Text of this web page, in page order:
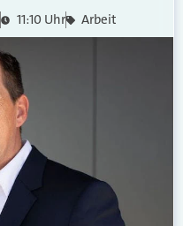
11:10 Uhr Arbeit